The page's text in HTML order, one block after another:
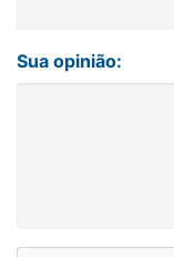
Sua opinião: